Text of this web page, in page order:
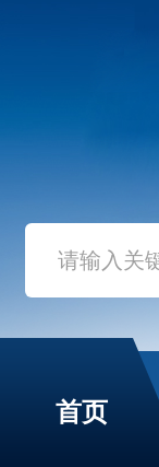
首页